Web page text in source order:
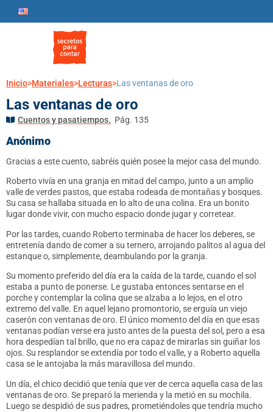
Inicio>Materiales>Lecturas>Las ventanas de oro
Las ventanas de oro
Cuentos y pasatiempos. Pág. 135
Anónimo
Gracias a este cuento, sabréis quién posee la mejor casa del mundo.
Roberto vivía en una granja en mitad del campo, junto a un amplio
valle de verdes pastos, que estaba rodeada de montañas y bosques.
Su casa se hallaba situada en lo alto de una colina. Era un bonito
lugar donde vivir, con mucho espacio donde jugar y corretear.
Por las tardes, cuando Roberto terminaba de hacer los deberes, se
entretenía dando de comer a su ternero, arrojando palitos al agua del
estanque o, simplemente, deambulando por la granja.
Su momento preferido del día era la caída de la tarde, cuando el sol
estaba a punto de ponerse. Le gustaba entonces sentarse en el
porche y contemplar la colina que se alzaba a lo lejos, en el otro
extremo del valle. En aquel lejano promontorio, se erguía un viejo
caserón con ventanas de oro. El único momento del día en que esas
ventanas podían verse era justo antes de la puesta del sol, pero a esa
hora despedían tal brillo, que no era capaz de mirarlas sin guiñar los
ojos. Su resplandor se extendía por todo el valle, y a Roberto aquella
casa se le antojaba la más maravillosa del mundo.
Un día, el chico decidió que tenía que ver de cerca aquella casa de las
ventanas de oro. Se preparó la merienda y la metió en su mochila.
Luego se despidió de sus padres, prometiéndoles que tendría mucho